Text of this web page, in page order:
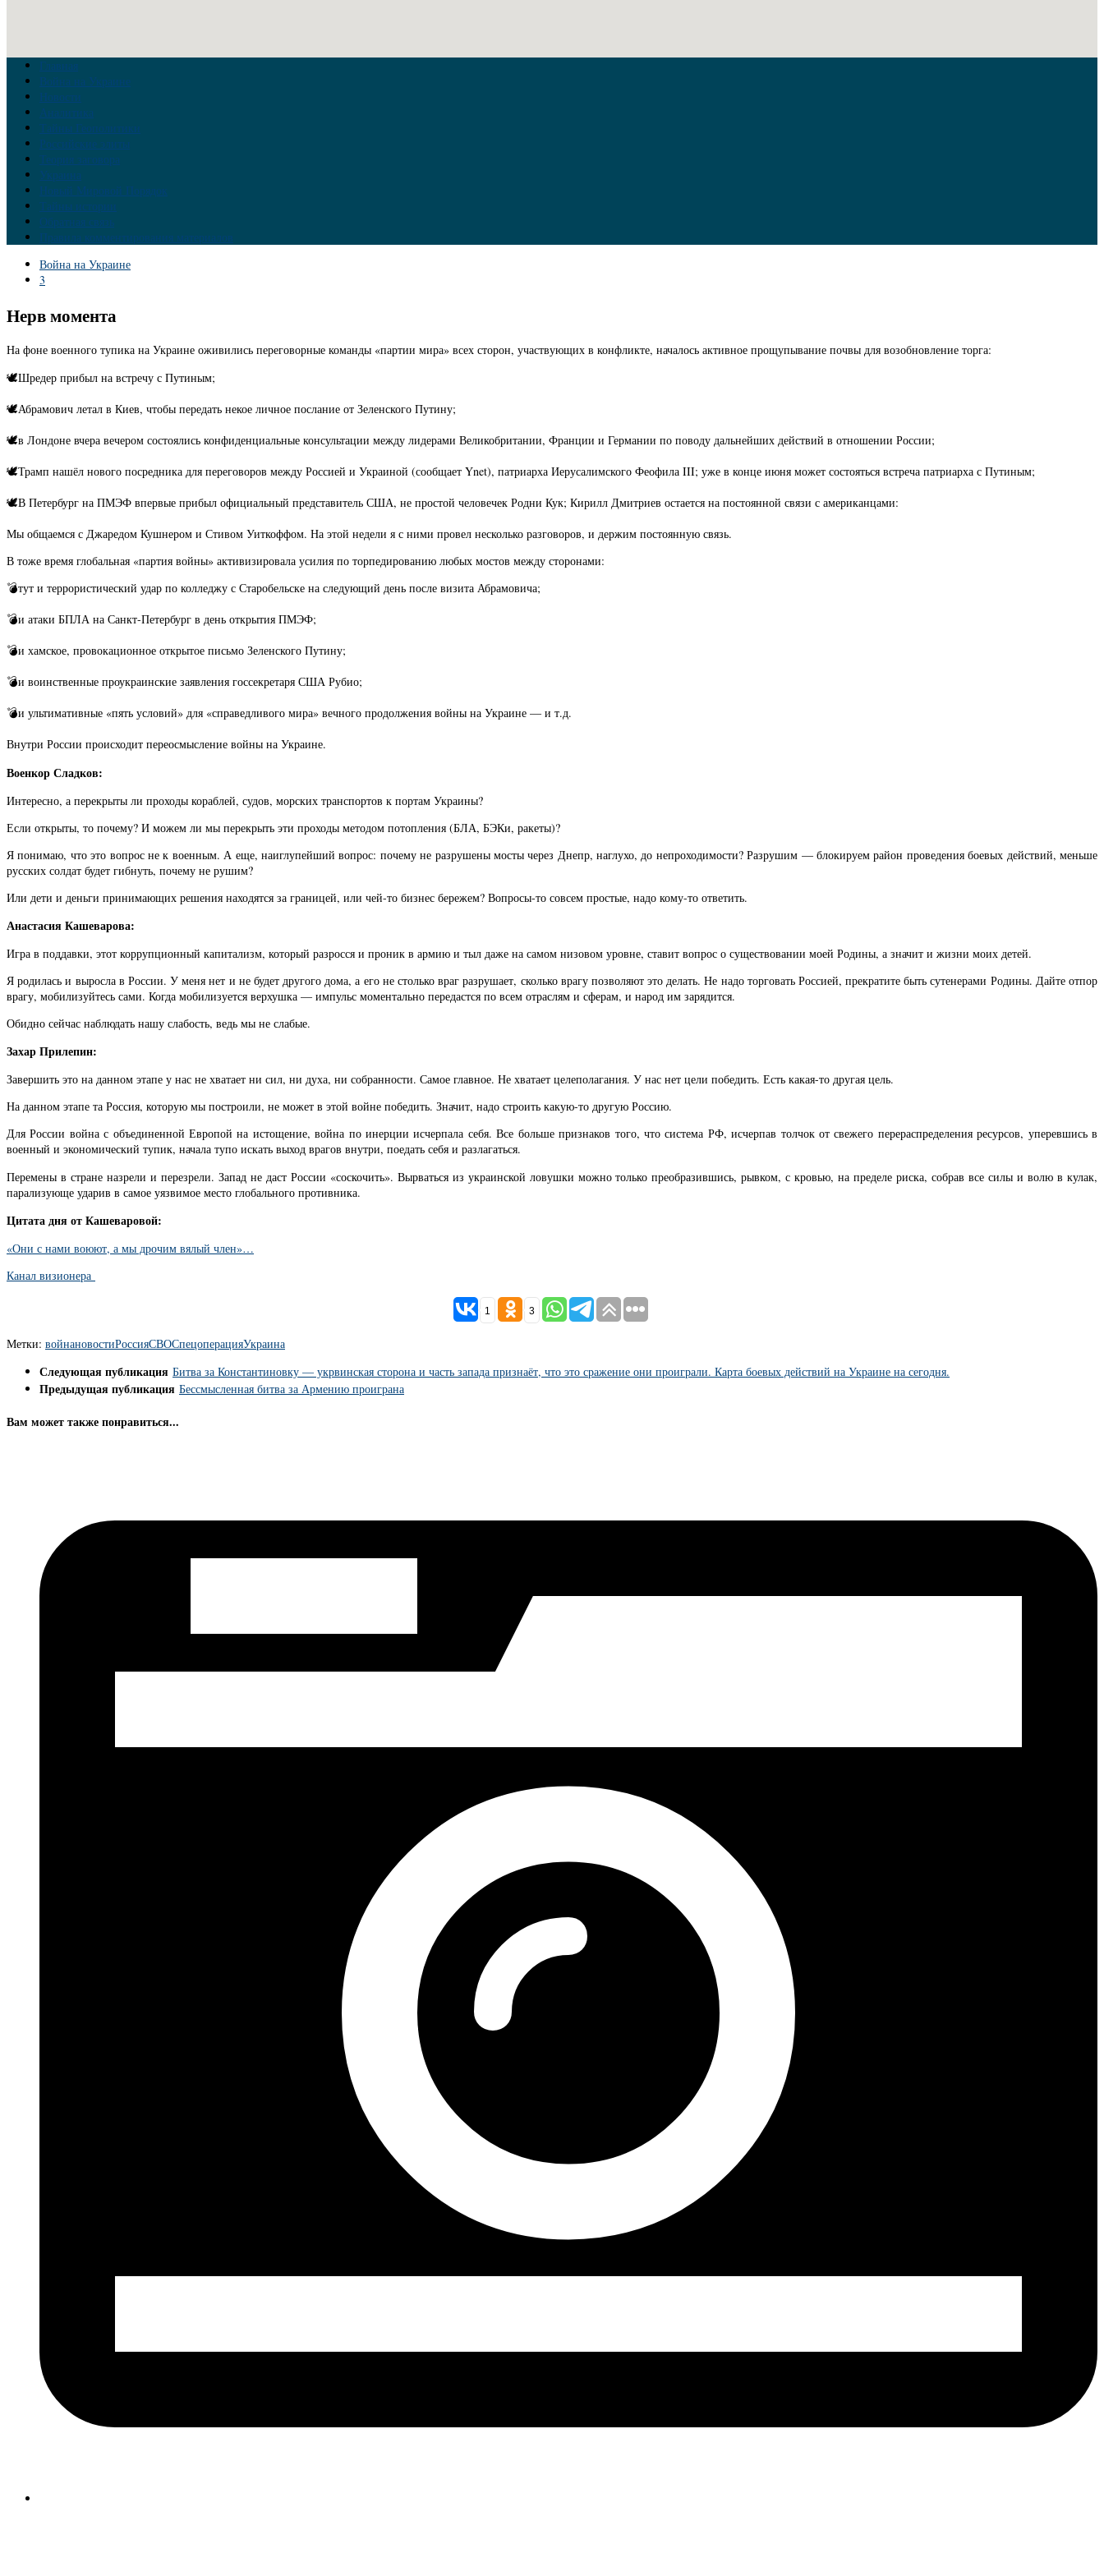
Главная
Война на Украине
Новости
Аналитика
Тайны Геополитики
Российские элиты
Теория заговора
Украина
Новый Мировой Порядок
Тайны истории
Обратная связь
Правила комментирования материалов
Война на Украине
3
Нерв момента
На фоне военного тупика на Украине оживились переговорные команды «партии мира» всех сторон, участвующих в конфликте, началось активное прощупывание почвы для возобновление торга:
🕊Шредер прибыл на встречу с Путиным;
🕊Абрамович летал в Киев, чтобы передать некое личное послание от Зеленского Путину;
🕊в Лондоне вчера вечером состоялись конфиденциальные консультации между лидерами Великобритании, Франции и Германии по поводу дальнейших действий в отношении России;
🕊Трамп нашёл нового посредника для переговоров между Россией и Украиной (сообщает Ynet), патриарха Иерусалимского Феофила III; уже в конце июня может состояться встреча патриарха с Путиным;
🕊В Петербург на ПМЭФ впервые прибыл официальный представитель США, не простой человечек Родни Кук; Кирилл Дмитриев остается на постоянной связи с американцами:
Мы общаемся с Джаредом Кушнером и Стивом Уиткоффом. На этой недели я с ними провел несколько разговоров, и держим постоянную связь.
В тоже время глобальная «партия войны» активизировала усилия по торпедированию любых мостов между сторонами:
💣тут и террористический удар по колледжу с Старобельске на следующий день после визита Абрамовича;
💣и атаки БПЛА на Санкт-Петербург в день открытия ПМЭФ;
💣и хамское, провокационное открытое письмо Зеленского Путину;
💣и воинственные проукраинские заявления госсекретаря США Рубио;
💣и ультимативные «пять условий» для «справедливого мира» вечного продолжения войны на Украине — и т.д.
Внутри России происходит переосмысление войны на Украине.
Военкор Сладков:
Интересно, а перекрыты ли проходы кораблей, судов, морских транспортов к портам Украины?
Если открыты, то почему? И можем ли мы перекрыть эти проходы методом потопления (БЛА, БЭКи, ракеты)?
Я понимаю, что это вопрос не к военным. А еще, наиглупейший вопрос: почему не разрушены мосты через Днепр, наглухо, до непроходимости? Разрушим — блокируем район проведения боевых действий, меньше
русских солдат будет гибнуть, почему не рушим?
Или дети и деньги принимающих решения находятся за границей, или чей-то бизнес бережем? Вопросы-то совсем простые, надо кому-то ответить.
Анастасия Кашеварова:
Игра в поддавки, этот коррупционный капитализм, который разросся и проник в армию и тыл даже на самом низовом уровне, ставит вопрос о существовании моей Родины, а значит и жизни моих детей.
Я родилась и выросла в России. У меня нет и не будет другого дома, а его не столько враг разрушает, сколько врагу позволяют это делать. Не надо торговать Россией, прекратите быть сутенерами Родины. Дайте отпор
врагу, мобилизуйтесь сами. Когда мобилизуется верхушка — импульс моментально передастся по всем отраслям и сферам, и народ им зарядится.
Обидно сейчас наблюдать нашу слабость, ведь мы не слабые.
Захар Прилепин:
Завершить это на данном этапе у нас не хватает ни сил, ни духа, ни собранности. Самое главное. Не хватает целеполагания. У нас нет цели победить. Есть какая-то другая цель.
На данном этапе та Россия, которую мы построили, не может в этой войне победить. Значит, надо строить какую-то другую Россию.
Для России война с объединенной Европой на истощение, война по инерции исчерпала себя. Все больше признаков того, что система РФ, исчерпав толчок от свежего перераспределения ресурсов, уперевшись в
военный и экономический тупик, начала тупо искать выход врагов внутри, поедать себя и разлагаться.
Перемены в стране назрели и перезрели. Запад не даст России «соскочить». Вырваться из украинской ловушки можно только преобразившись, рывком, с кровью, на пределе риска, собрав все силы и волю в кулак,
парализующе ударив в самое уязвимое место глобального противника.
Цитата дня от Кашеваровой:
«Они с нами воюют, а мы дрочим вялый член»…
Канал визионера
1 3
Метки: войнановостиРоссияСВОСпецоперацияУкраина
Следующая публикация Битва за Константиновку — укрвинская сторона и часть запада признаёт, что это сражение они проиграли. Карта боевых действий на Украине на сегодня.
Предыдущая публикация Бессмысленная битва за Армению проиграна
Вам может также понравиться...